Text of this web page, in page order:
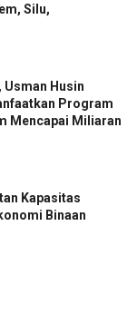
Silu,
Usman Husin
Program
Mencapai Miliaran
Kapasitas
Binaan